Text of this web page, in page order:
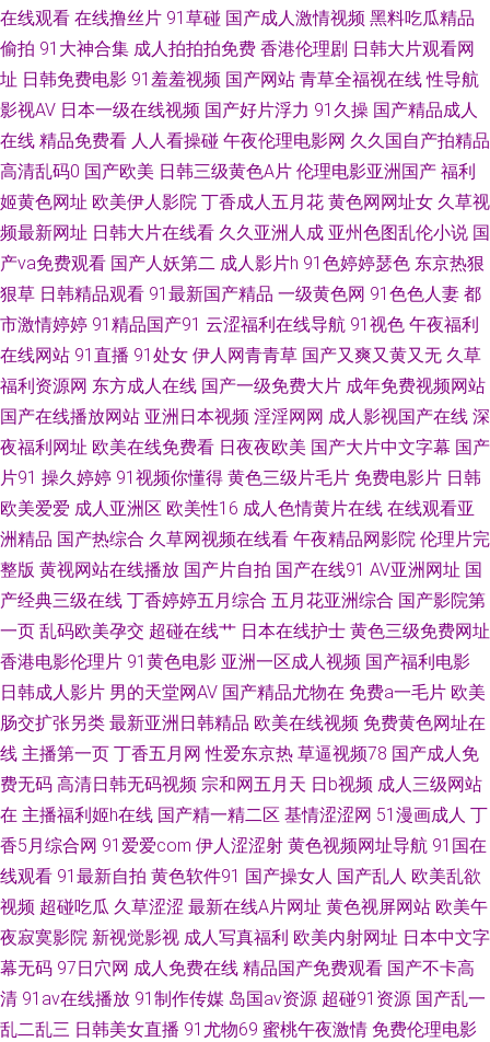
视频在线观看 亚洲一区伪娘射精 国产免费情爱视频 伊人桃色综合 国产成色
卡2卡 极品福利姬自慰 97午夜剧场 国产情侣国产 日韩中文在线一线 91色啦
自拍 韩国在线不卡在线 无码超碰 黄色短片合集 超碰人人操 色婷婷五月中出
深夜福利导航站 豆花97精品 超碰91色色 微拍国产 韩国美女主播青草 超碰
99香蕉 影音先锋欧美性爱 欧美性爱网页 www欧美com 另类激情影院 天天日
天天弄 自拍国内 东京热成人网站 午夜老湿机 丁香五月天综合网 国产AV高清
影音先锋丝袜美腿 欧美三级aaa 91视频露脸 日韩精品电影 bt成人 九一久久
一本到道 第一福利在线导航 蜜臀96超碰 在线视频视频一区 91色se 日韩
www 久久神马 午夜少妇片 日本有码第9页 成人性爱综合国产 老湿机网 av资
源观看 欧美玖玖爱111 成人网址在线播放 东京热五月天婷婷 亚洲图片激情
文学 国产精品传媒狼友 51福利社区 韩国精品人妻 午夜福利67 草草影院免费
日本免费在线WW 亚洲色图28p 日韩在线视频观看 日韩av激情短篇 国产aa麻
豆 午夜精品导航 天堂尤物在线视频
在线观看 在线撸丝片 91草碰 国产成人激情视频 黑料吃瓜精品
偷拍 91大神合集 成人拍拍拍免费 香港伦理剧 日韩大片观看网
址 日韩免费电影 91羞羞视频 国产网站 青草全福视在线 性导航
影视AV 日本一级在线视频 国产好片浮力 91久操 国产精品成人
在线 精品免费看 人人看操碰 午夜伦理电影网 久久国自产拍精品
高清乱码0 国产欧美 日韩三级黄色A片 伦理电影亚洲国产 福利
姬黄色网址 欧美伊人影院 丁香成人五月花 黄色网网址女 久草视
频最新网址 日韩大片在线看 久久亚洲人成 亚州色图乱伦小说 国
产va免费观看 国产人妖第二 成人影片h 91色婷婷瑟色 东京热狠
狠草 日韩精品观看 91最新国产精品 一级黄色网 91色色人妻 都
市激情婷婷 91精品国产91 云涩福利在线导航 91视色 午夜福利
在线网站 91直播 91处女 伊人网青青草 国产又爽又黄又无 久草
福利资源网 东方成人在线 国产一级免费大片 成年免费视频网站
国产在线播放网站 亚洲日本视频 淫淫网网 成人影视国产在线 深
夜福利网址 欧美在线免费看 日夜夜欧美 国产大片中文字幕 国产
片91 操久婷婷 91视频你懂得 黄色三级片毛片 免费电影片 日韩
欧美爱爱 成人亚洲区 欧美性16 成人色情黄片在线 在线观看亚
洲精品 国产热综合 久草网视频在线看 午夜精品网影院 伦理片完
整版 黄视网站在线播放 国产片自拍 国产在线91 AV亚洲网址 国
产经典三级在线 丁香婷婷五月综合 五月花亚洲综合 国产影院第
一页 乱码欧美孕交 超碰在线艹 日本在线护士 黄色三级免费网址
香港电影伦理片 91黄色电影 亚洲一区成人视频 国产福利电影
日韩成人影片 男的天堂网AV 国产精品尤物在 免费a一毛片 欧美
肠交扩张另类 最新亚洲日韩精品 欧美在线视频 免费黄色网址在
线 主播第一页 丁香五月网 性爱东京热 草逼视频78 国产成人免
费无码 高清日韩无码视频 宗和网五月天 日b视频 成人三级网站
在 主播福利姬h在线 国产精一精二区 基情涩涩网 51漫画成人 丁
香5月综合网 91爱爱com 伊人涩涩射 黄色视频网址导航 91国在
线观看 91最新自拍 黄色软件91 国产操女人 国产乱人 欧美乱欲
视频 超碰吃瓜 久草涩涩 最新在线A片网址 黄色视屏网站 欧美午
夜寂寞影院 新视觉影视 成人写真福利 欧美内射网址 日本中文字
幕无码 97日穴网 成人免费在线 精品国产免费观看 国产不卡高
清 91av在线播放 91制作传媒 岛国av资源 超碰91资源 国产乱一
乱二乱三 日韩美女直播 91尤物69 蜜桃午夜激情 免费伦理电影